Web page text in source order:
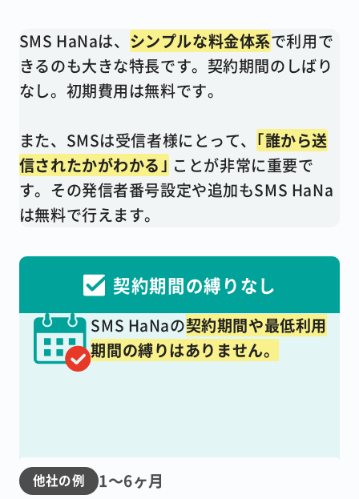
SMS HaNaは、 シンプルな料金体系で利用で
きるのも大きな特長です。契約期間のしばり
なし。初期費用は無料です。
また、SMSは受信者様にとって、 ｢誰から送
信されたかがわかる｣ ことが非常に重要で
す。その発信者番号設定や追加もSMS HaNa
は無料で行えます。
契約期間の縛りなし
SMS HaNaの契約期間や最低利用
期間の縛りはありません。
他社の例 1～6ヶ月